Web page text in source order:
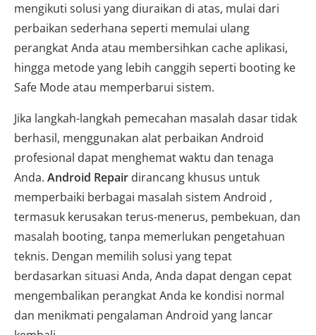
mengikuti solusi yang diuraikan di atas, mulai dari
perbaikan sederhana seperti memulai ulang
perangkat Anda atau membersihkan cache aplikasi,
hingga metode yang lebih canggih seperti booting ke
Safe Mode atau memperbarui sistem.
Jika langkah-langkah pemecahan masalah dasar tidak
berhasil, menggunakan alat perbaikan Android
profesional dapat menghemat waktu dan tenaga
Anda. Android Repair dirancang khusus untuk
memperbaiki berbagai masalah sistem Android ,
termasuk kerusakan terus-menerus, pembekuan, dan
masalah booting, tanpa memerlukan pengetahuan
teknis. Dengan memilih solusi yang tepat
berdasarkan situasi Anda, Anda dapat dengan cepat
mengembalikan perangkat Anda ke kondisi normal
dan menikmati pengalaman Android yang lancar